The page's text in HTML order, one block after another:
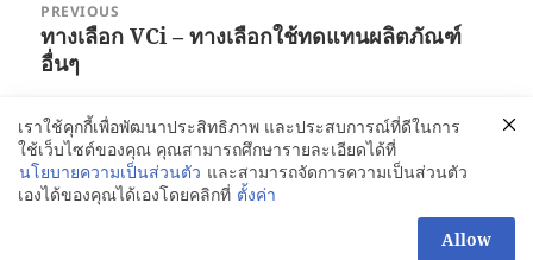
navigation
PREVIOUS
Previous
post:
ทางเลือก VCi – ทางเลือกใช้ทดแทนผลิตภัณฑ์
อื่นๆ
NEXT
Next
post:
บริษัท GreenVCI THAILAND และ
อุตสาหกรรมยานยนต์
เราใช้คุกกี้เพื่อพัฒนาประสิทธิภาพ และประสบการณ์ที่ดีในการ
ใช้เว็บไซต์ของคุณ คุณสามารถศึกษารายละเอียดได้ที่
นโยบายความเป็นส่วนตัว และสามารถจัดการความเป็นส่วนตัว
เองได้ของคุณได้เองโดยคลิกที่ ตั้งค่า
Allow